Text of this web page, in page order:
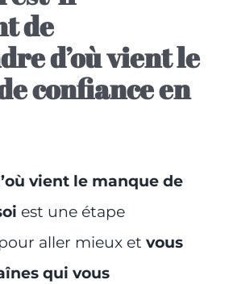
de
d’où vient le
confiance en
vient le manque de
est une étape
aller mieux et vous
qui vous